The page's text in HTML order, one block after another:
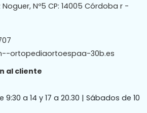
Nº5 CP: 14005 Córdoba r -
ortopediaortoespaa-30b.es
al cliente
9:30 a 14 y 17 a 20.30 | Sábados de 10